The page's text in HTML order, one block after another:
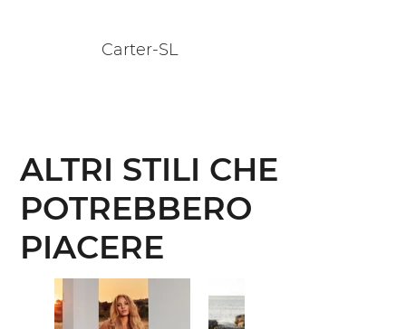
Carter-SL
ALTRI STILI CHE
POTREBBERO
PIACERE